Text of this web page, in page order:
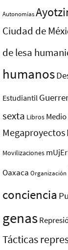
Autonomías
Ciudad de
de lesa
humanos
Estudiantil
sexta Libros
Megaproyectos
Movilizaciones
Oaxaca Organización
conciencia
genas
Tácticas